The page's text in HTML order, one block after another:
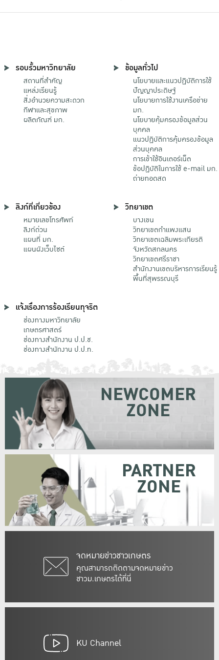
รอบรั้วมหาวิทยาลัย
สถานที่สำคัญ
แหล่งเรียนรู้
สิ่งอำนวยความสะดวก
กีฬาและสุขภาพ
ผลิตภัณฑ์ มก.
ข้อมูลทั่วไป
นโยบายและแนวปฏิบัติการใช้
ปัญญาประดิษฐ์
นโยบายการใช้งานเครือข่าย
มก.
นโยบายคุ้มครองข้อมูลส่วน
บุคคล
แนวปฏิบัติการคุ้มครองข้อมูล
ส่วนบุคคล
การเข้าใช้อินเตอร์เน็ต
ข้อปฏิบัติในการใช้ e-mail มก.
ถ่ายทอดสด
ลิงก์ที่เกี่ยวข้อง
หมายเลขโทรศัพท์
ลิงก์ด่วน
แผนที่ มก.
แผนผังเว็บไซต์
วิทยาเขต
บางเขน
วิทยาเขตกําแพงแสน
วิทยาเขตเฉลิมพระเกียรติ
จังหวัดสกลนคร
วิทยาเขตศรีราชา
สำนักงานเขตบริหารการเรียนรู้
พื้นที่สุพรรณบุรี
แจ้งเรื่องการร้องเรียนทุจริต
ช่องทางมหาวิทยาลัย
เกษตรศาสตร์
ช่องทางสำนักงาน ป.ป.ช.
ช่องทางสำนักงาน ป.ป.ท.
จดหมายข่าวชาวเกษตร
คุณสามารถติดตามจดหมายข่าว
ชาวม.เกษตรได้ที่นี่
NEWCOMER
ZONE
PARTNER
ZONE
KU Channel